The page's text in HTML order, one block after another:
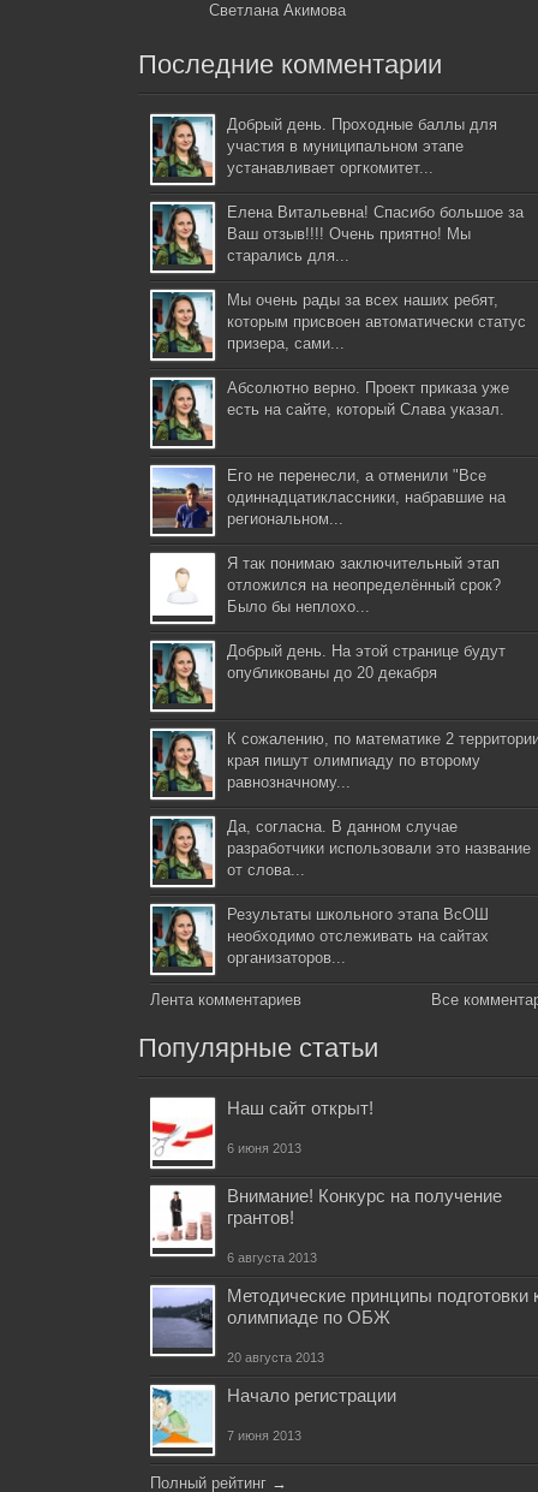
Светлана Акимова
Последние комментарии
Добрый день. Проходные баллы для
участия в муниципальном этапе
устанавливает оргкомитет...
Елена Витальевна! Спасибо большое за
Ваш отзыв!!!! Очень приятно! Мы
старались для...
Мы очень рады за всех наших ребят,
которым присвоен автоматически статус
призера, сами...
Абсолютно верно. Проект приказа уже
есть на сайте, который Слава указал.
Его не перенесли, а отменили "Все
одиннадцатиклассники, набравшие на
региональном...
Я так понимаю заключительный этап
отложился на неопределённый срок?
Было бы неплохо...
Добрый день. На этой странице будут
опубликованы до 20 декабря
К сожалению, по математике 2
края пишут олимпиаду по второму
равнозначному...
Да, согласна. В данном случае
разработчики использовали это название
от слова...
Результаты школьного этапа ВсОШ
необходимо отслеживать на сайтах
организаторов...
Лента комментариев Все
Популярные статьи
Наш сайт открыт!
6 июня 2013
Внимание! Конкурс на получение
грантов!
6 августа 2013
Методические принципы подготовки
олимпиаде по ОБЖ
20 августа 2013
Начало регистрации
7 июня 2013
Полный рейтинг →